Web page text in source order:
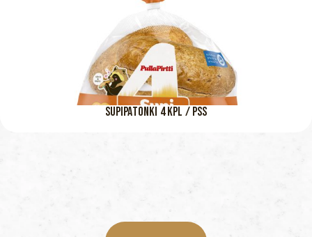
SUPIPATONKI 4 KPL / PSS